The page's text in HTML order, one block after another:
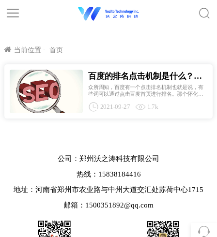
当前位置 : 首页
百度的排名点击机制是什么？对
网站SEO优化友好吗？
众所周知，百度有一个点击排名机制也就是说，有
些词可以通过点击百度首页进行排名。那个怀化
名的。1、 百度关键词点击原理是什么其实，根据字
2021-09-27 1.7k
公司：郑州沃之涛科技有限公司
热线：15838184416
地址：河南省郑州市农业路与中州大道交汇处苏荷中心1715
邮箱：1500351892@qq.com